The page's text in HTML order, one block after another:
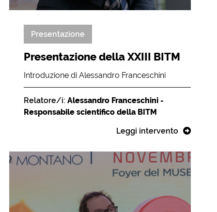
Presentazione
Presentazione della XXIII BITM
Introduzione di Alessandro Franceschini
Relatore/i: Alessandro Franceschini -
Responsabile scientifico della BITM
Leggi intervento